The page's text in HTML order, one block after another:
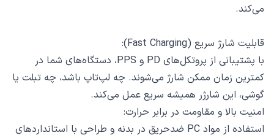
می‌کند.
قابلیت شارژ سریع (Fast Charging):
با پشتیبانی از پروتکل‌های PD و PPS، دستگاه‌های شما در
کمترین زمان ممکن شارژ می‌شوند. چه لپ‌تاپ باشد، چه تبلت یا
گوشی، این شارژر همیشه سریع عمل می‌کند.
امنیت بالا و مقاومت در برابر حرارت:
استفاده از مواد PC ضدحریق در بدنه و طراحی با استانداردهای